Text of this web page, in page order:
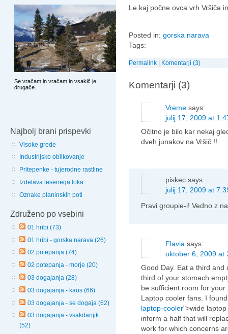
Najbolj brani prispevki
Visoke grede
Industrijsko oblikovanje
Pritepenke - tujerodne rastline
Izdelava lesenega loka
Oznake planinskih poti
Združeno po vsebini
01 hribi (73)
01 hribi - gorska narava (26)
02 potepanja (74)
02 potepanja - morje (20)
03 dogajanja (28)
03 dogajanja - kaos (66)
03 dogajanja - se dogaja (62)
03 dogajanja - vsakdanjik
(52)
Le kaj počne ovca vrh Vršiča
Posted in: gorska narava
Tags:
Permalink | Komentarji (3)
Komentarji (3)
Vreme says:
julij 17, 2009 at
Očitno je bilo kar nekaj
dveh junakov na Vršič !!
piskec says:
julij 17, 2009 at
Pravi groupie-i! Vedno z
Flavia says:
oktober 6, 2009 at
Good Day. Eat a third
third of your stomach
be sufficient room for
Laptop cooler fans. I
laptop-cooler">wide
inform a half that will
work for which concerns